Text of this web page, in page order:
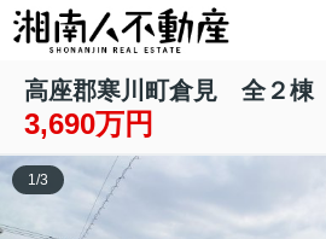
高座郡寒川町倉見 全２棟
3,690万円
1/3